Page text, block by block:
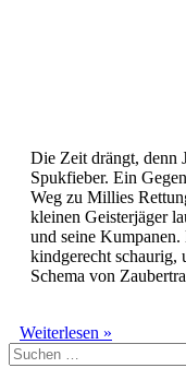
Die Zeit drängt, denn
Spukfieber. Ein
Weg zu Millies
kleinen Geisterjäger
und seine
kindgerecht schaurig,
Schema von
Weiterlesen »
Suchen